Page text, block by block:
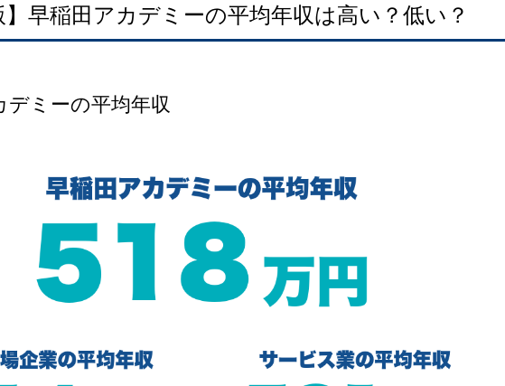
】早稲田アカデミーの平均年収は高い？低い？
デミーの平均年収